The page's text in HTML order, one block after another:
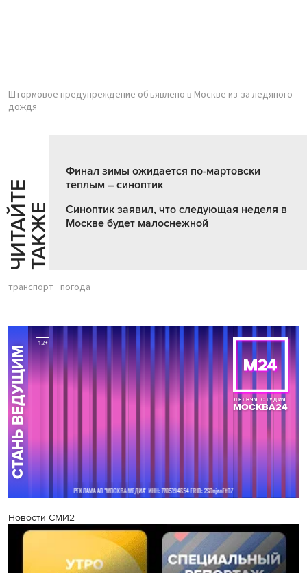
Штормовое предупреждение объявлено в Москве из-за ледяного
дождя
Ч
И
Т
АЙ
Т
Е
Т
А
К
ЖЕ
Финал зимы ожидается по-мартовски
теплым – синоптик
Синоптик заявил, что следующая неделя в
Москве будет малоснежной
транспорт погода
Новости СМИ2